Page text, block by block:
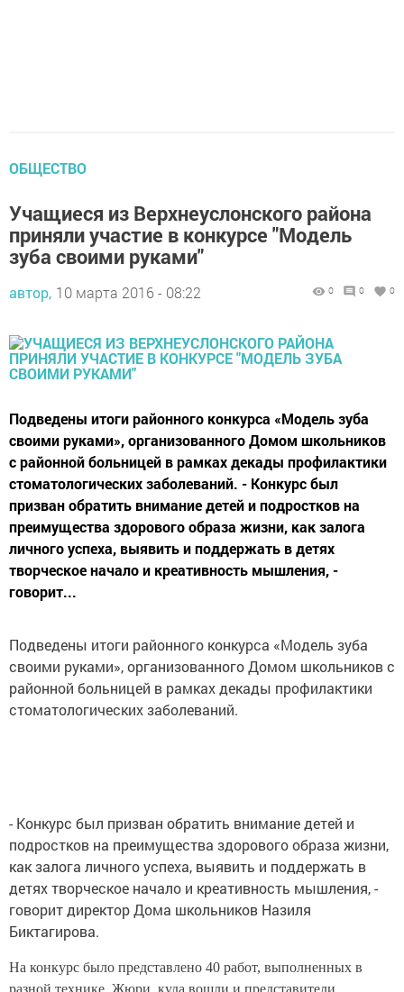
ОБЩЕСТВО
Учащиеся из Верхнеуслонского района
приняли участие в конкурсе "Модель
зуба своими руками"
автор, 10 марта 2016 - 08:22 0 0 0
Подведены итоги районного конкурса «Модель зуба
своими руками», организованного Домом школьников
с районной больницей в рамках декады профилактики
стоматологических заболеваний. - Конкурс был
призван обратить внимание детей и подростков на
преимущества здорового образа жизни, как залога
личного успеха, выявить и поддержать в детях
творческое начало и креативность мышления, -
говорит...
Подведены итоги районного конкурса «Модель зуба
своими руками», организованного Домом школьников с
районной больницей в рамках декады профилактики
стоматологических заболеваний.
- Конкурс был призван обратить внимание детей и
подростков на преимущества здорового образа жизни,
как залога личного успеха, выявить и поддержать в
детях творческое начало и креативность мышления, -
говорит директор Дома школьников Назиля
Биктагирова.
На конкурс было представлено 40 работ, выполненных в
разной технике. Жюри, куда вошли и представители